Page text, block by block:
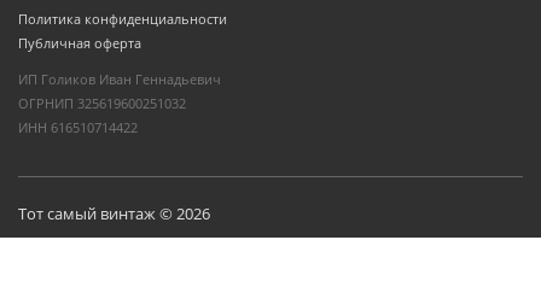
Политика конфиденциальности
Публичная оферта
ИП Голиков Иван Геннадьевич
ОГРНИП 325619600251032
ИНН 616510714422
Тот самый винтаж © 2026